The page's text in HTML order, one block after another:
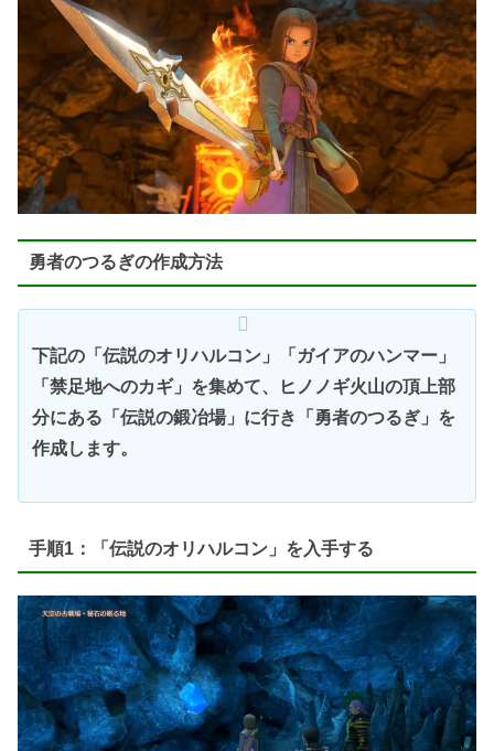
勇者のつるぎの作成方法
下記の「伝説のオリハルコン」「ガイアのハンマー」
「禁足地へのカギ」を集めて、ヒノノギ火山の頂上部
分にある「伝説の鍛冶場」に行き「勇者のつるぎ」を
作成します。
手順1：「伝説のオリハルコン」を入手する